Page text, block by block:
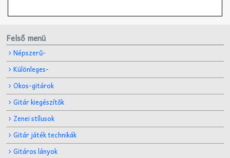
Felső menü
Népszerű-
Különleges-
Okos-gitárok
Gitár kiegészítők
Zenei stílusok
Gitár játék technikák
Gitáros lányok